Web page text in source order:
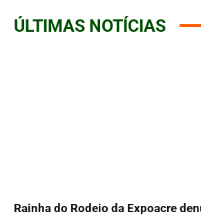
ÚLTIMAS NOTÍCIAS
Rainha do Rodeio da Expoacre